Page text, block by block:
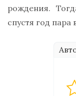
рождения.
спустя год пара